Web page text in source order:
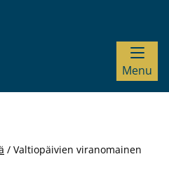
Menu
Valtiopäivien viranomainen